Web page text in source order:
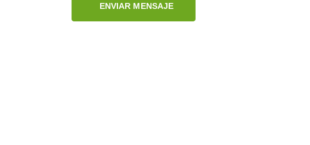
ENVIAR MENSAJE